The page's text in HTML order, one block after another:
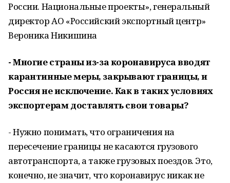
России. Национальные проекты», генеральный
директор АО «Российский экспортный центр»
Вероника Никишина
- Многие страны из-за коронавируса вводят
карантинные меры, закрывают границы, и
Россия не исключение. Как в таких условиях
экспортерам доставлять свои товары?
- Нужно понимать, что ограничения на
пересечение границы не касаются грузового
автотранспорта, а также грузовых поездов. Это,
конечно, не значит, что коронавирус никак не